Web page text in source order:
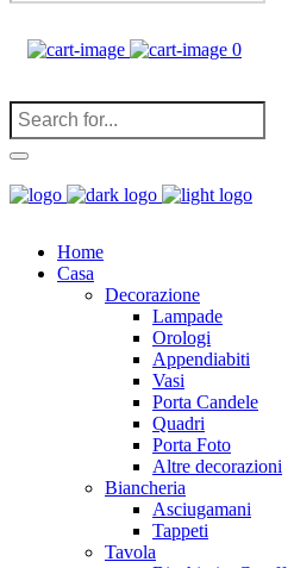
0
Home
Casa
Decorazione
Lampade
Orologi
Appendiabiti
Vasi
Porta Candele
Quadri
Porta Foto
Altre decorazioni
Biancheria
Asciugamani
Tappeti
Tavola